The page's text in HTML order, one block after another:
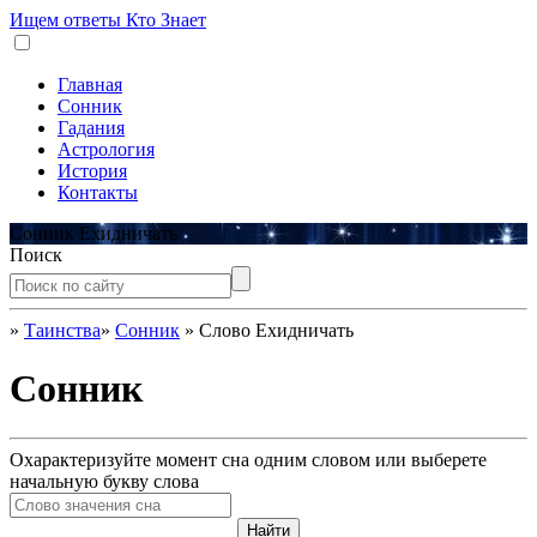
Ищем ответы Кто Знает
Главная
Сонник
Гадания
Астрология
История
Контакты
Сонник Ехидничать
Поиск
» Таинства» Сонник » Слово Ехидничать
Сонник
Охарактеризуйте момент сна одним словом или выберете
начальную букву слова